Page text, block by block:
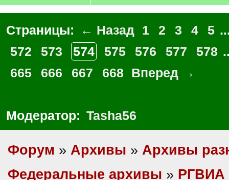
Страницы: ← Назад 1 2 3 4 5
572
573 574 575 576 577 578
665
666 667 668 Вперед →
Модератор: Tasha56
Форум » Архивы » Архивы
Федеральные архивы » РГВИА